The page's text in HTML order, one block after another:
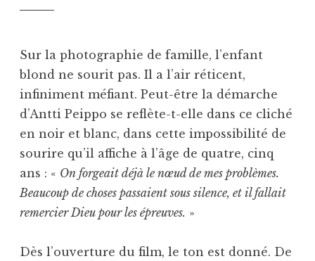
Sur la photographie de famille, l’enfant
blond ne sourit pas. Il a l’air réticent,
infiniment méfiant. Peut-être la démarche
d’Antti Peippo se reflète-t-elle dans ce cliché
en noir et blanc, dans cette impossibilité de
sourire qu’il affiche à l’âge de quatre, cinq
ans : « On forgeait déjà le nœud de mes problèmes.
Beaucoup de choses passaient sous silence, et il fallait
remercier Dieu pour les épreuves. »
Dès l’ouverture du film, le ton est donné. De